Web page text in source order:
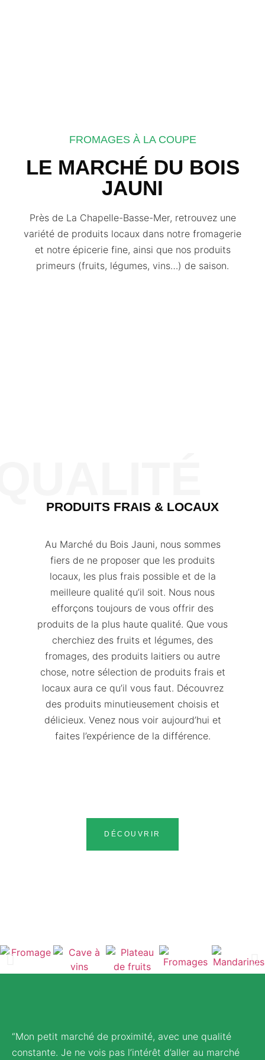
FROMAGES À LA COUPE
LE MARCHÉ DU BOIS
JAUNI
Près de La Chapelle-Basse-Mer, retrouvez une
variété de produits locaux dans notre fromagerie
et notre épicerie fine, ainsi que nos produits
primeurs (fruits, légumes, vins…) de saison.
PRODUITS FRAIS & LOCAUX
Au Marché du Bois Jauni, nous sommes
fiers de ne proposer que les produits
locaux, les plus frais possible et de la
meilleure qualité qu’il soit. Nous nous
efforçons toujours de vous offrir des
produits de la plus haute qualité. Que vous
cherchiez des fruits et légumes, des
fromages, des produits laitiers ou autre
chose, notre sélection de produits frais et
locaux aura ce qu’il vous faut. Découvrez
des produits minutieusement choisis et
délicieux. Venez nous voir aujourd’hui et
faites l’expérience de la différence.
DÉCOUVRIR
“Mon petit marché de proximité, avec une qualité
constante. Je ne vois pas l’intérêt d’aller au marché